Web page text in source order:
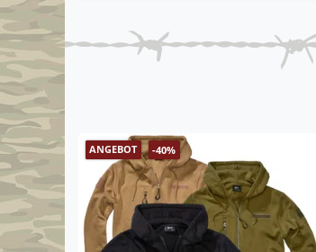
ANGEBOT -40%